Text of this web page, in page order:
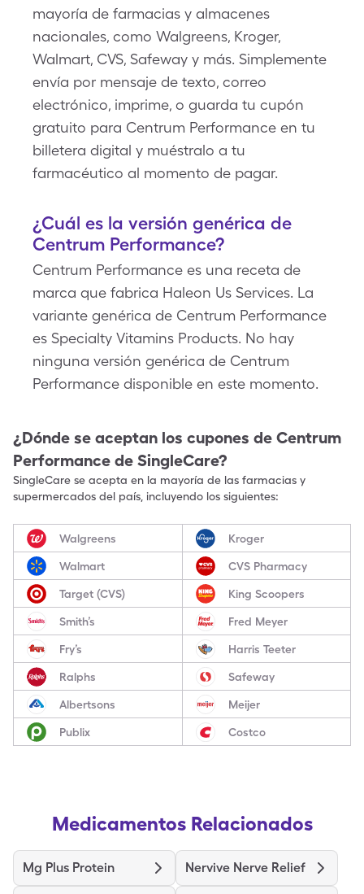
mayoría de farmacias y almacenes
nacionales, como Walgreens, Kroger,
Walmart, CVS, Safeway y más. Simplemente
envía por mensaje de texto, correo
electrónico, imprime, o guarda tu cupón
gratuito para Centrum Performance en tu
billetera digital y muéstralo a tu
farmacéutico al momento de pagar.
¿Cuál es la versión genérica de
Centrum Performance?
Centrum Performance es una receta de
marca que fabrica Haleon Us Services. La
variante genérica de Centrum Performance
es Specialty Vitamins Products. No hay
ninguna versión genérica de Centrum
Performance disponible en este momento.
¿Dónde se aceptan los cupones de Centrum
Performance de SingleCare?
SingleCare se acepta en la mayoría de las farmacias y
supermercados del país, incluyendo los siguientes:
Walgreens Kroger
Walmart CVS Pharmacy
Target (CVS) King Scoopers
Smith’s Fred Meyer
Fry’s Harris Teeter
Ralphs Safeway
Albertsons Meijer
Publix Costco
Medicamentos Relacionados
Mg Plus Protein Nervive Nerve Relief